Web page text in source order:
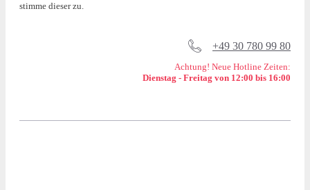
stimme dieser zu.
+49 30 780 99 80
Achtung! Neue Hotline Zeiten:
Dienstag - Freitag von 12:00 bis 16:00